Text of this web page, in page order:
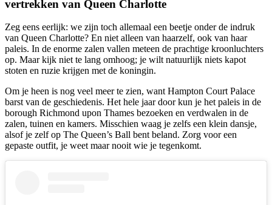
vertrekken van Queen Charlotte
Zeg eens eerlijk: we zijn toch allemaal een beetje onder de indruk
van Queen Charlotte? En niet alleen van haarzelf, ook van haar
paleis. In de enorme zalen vallen meteen de prachtige kroonluchters
op. Maar kijk niet te lang omhoog; je wilt natuurlijk niets kapot
stoten en ruzie krijgen met de koningin.
Om je heen is nog veel meer te zien, want Hampton Court Palace
barst van de geschiedenis. Het hele jaar door kun je het paleis in de
borough Richmond upon Thames bezoeken en verdwalen in de
zalen, tuinen en kamers. Misschien waag je zelfs een klein dansje,
alsof je zelf op The Queen’s Ball bent beland. Zorg voor een
gepaste outfit, je weet maar nooit wie je tegenkomt.